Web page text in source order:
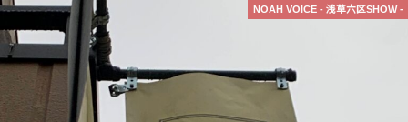
NOAH VOICE - 浅草六区SHOW -